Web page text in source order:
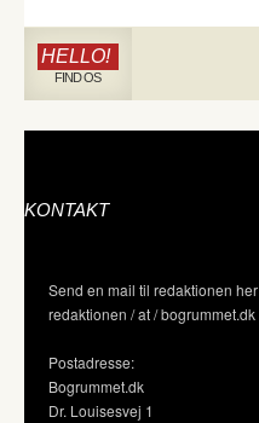
HELLO!
FIND OS
KONTAKT
Send en mail til redaktionen her
redaktionen / at / bogrummet.dk
Postadresse:
Bogrummet.dk
Dr. Louisesvej 1